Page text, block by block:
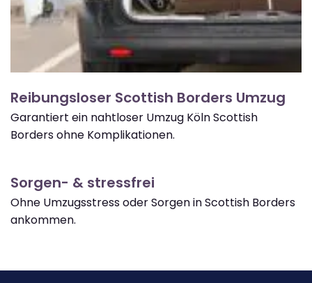
Reibungsloser Scottish Borders Umzug
Garantiert ein nahtloser Umzug Köln Scottish
Borders ohne Komplikationen.
Sorgen- & stressfrei
Ohne Umzugsstress oder Sorgen in Scottish Borders
ankommen.